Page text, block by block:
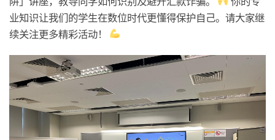
业知识让我们的学生在数位时代更懂得保护自己。请大家继
续关注更多精彩活动！